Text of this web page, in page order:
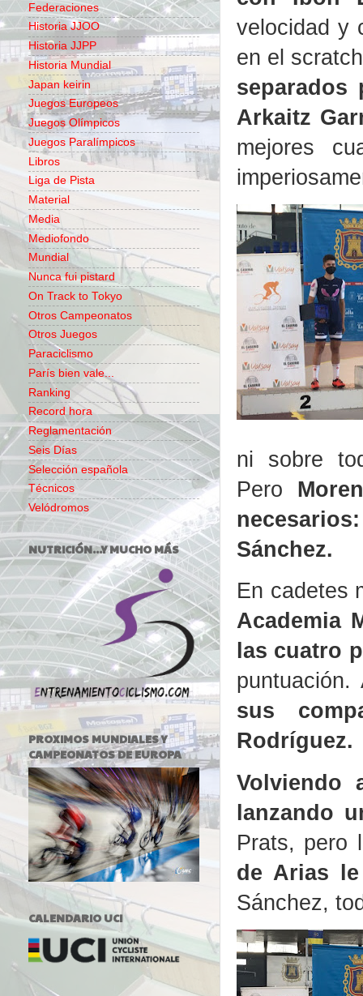
velocidad y
en el
Arkaitz
mejores
ni sobre
Pero
Sánchez.
En cadetes
Academia
las cuatro
puntuación.
sus
Rodríguez.
Volviendo
lanzando
Prats, pero
de Arias
Sánchez,
Federaciones
Historia JJOO
Historia JJPP
Historia Mundial
Japan keirin
Juegos Europeos
Juegos Olímpicos
Juegos Paralímpicos
Libros
Liga de Pista
Material
Media
Mediofondo
Mundial
Nunca fui pistard
On Track to Tokyo
Otros Campeonatos
Otros Juegos
Paraciclismo
París bien vale...
Ranking
Record hora
Reglamentación
Seis Días
Selección española
Técnicos
Velódromos
NUTRICIÓN...Y MUCHO MÁS
PROXIMOS MUNDIALES Y
CAMPEONATOS DE EUROPA
CALENDARIO UCI